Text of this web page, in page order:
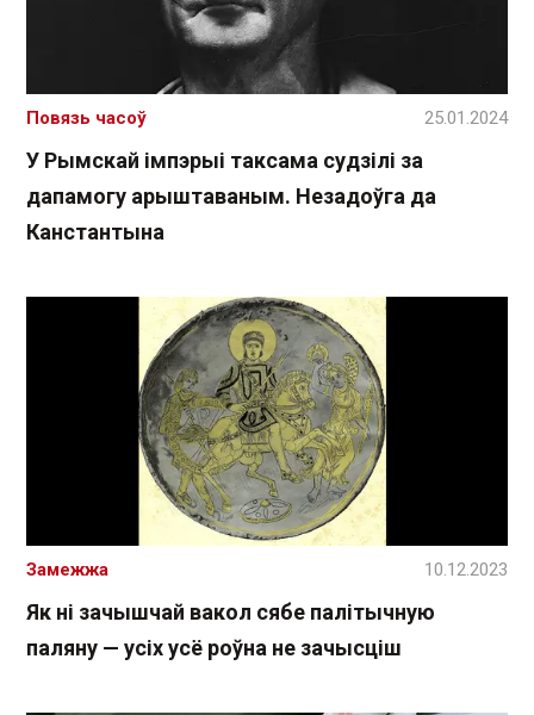
У Рымскай імпэрыі таксама судзілі за
дапамогу арыштаваным. Незадоўга да
Канстантына
Повязь часоў 25.01.2024
Як ні зачышчай вакол сябе палітычную
паляну — усіх усё роўна не зачысціш
Замежжа 10.12.2023